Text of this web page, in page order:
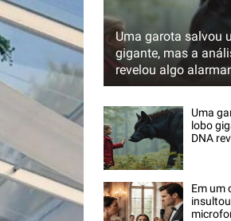
Uma garota salvou
gigante, mas a
revelou algo
Uma
lobo
DNA
Em um